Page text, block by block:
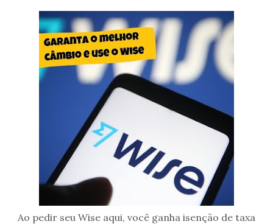
Ao pedir seu Wise aqui, você ganha isenção de taxa